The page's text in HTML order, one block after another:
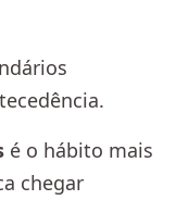
é o hábito mais
chegar